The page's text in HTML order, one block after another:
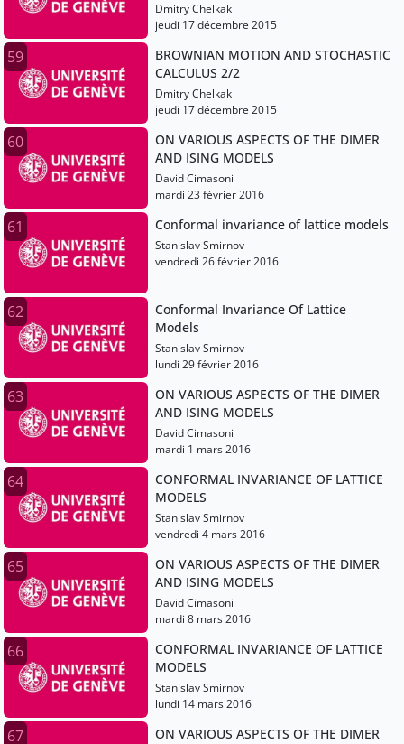
Dmitry Chelkak
jeudi 17 décembre 2015
59
BROWNIAN MOTION AND STOCHASTIC
CALCULUS 2/2
Dmitry Chelkak
jeudi 17 décembre 2015
60
ON VARIOUS ASPECTS OF THE DIMER
AND ISING MODELS
David Cimasoni
mardi 23 février 2016
61 Conformal invariance of lattice models
Stanislav Smirnov
vendredi 26 février 2016
62
Conformal Invariance Of Lattice
Models
Stanislav Smirnov
lundi 29 février 2016
63
ON VARIOUS ASPECTS OF THE DIMER
AND ISING MODELS
David Cimasoni
mardi 1 mars 2016
64
CONFORMAL INVARIANCE OF LATTICE
MODELS
Stanislav Smirnov
vendredi 4 mars 2016
65
ON VARIOUS ASPECTS OF THE DIMER
AND ISING MODELS
David Cimasoni
mardi 8 mars 2016
66
CONFORMAL INVARIANCE OF LATTICE
MODELS
Stanislav Smirnov
lundi 14 mars 2016
67
ON VARIOUS ASPECTS OF THE DIMER